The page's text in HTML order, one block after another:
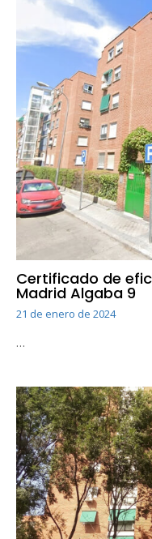
Certificado de
Madrid Algaba 9
21 de enero de 2024
…